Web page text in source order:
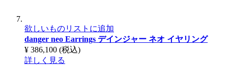
欲しいものリストに追加
danger neo Earrings デインジャー ネオ イヤリング
¥ 386,100 (税込)
詳しく見る